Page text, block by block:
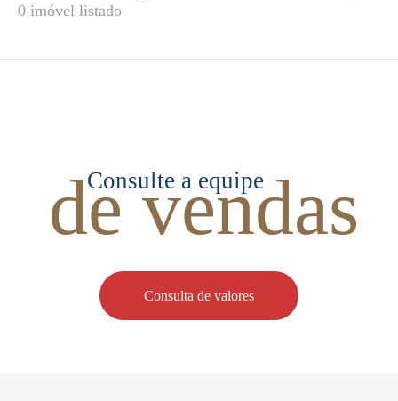
0 imóvel listado
Consulte a equipe
de vendas
Consulta de valores